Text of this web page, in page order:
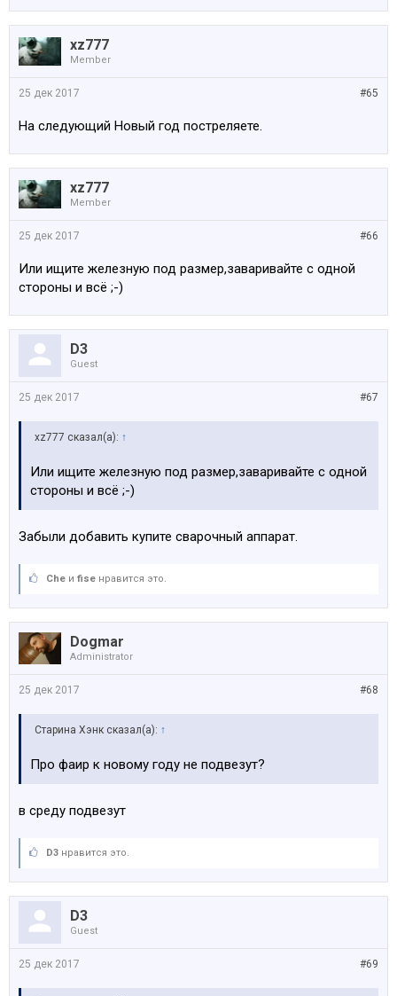
xz777
Member
#65
25 дек 2017
На следующий Новый год постреляете.
xz777
Member
#66
25 дек 2017
Или ищите железную под размер,заваривайте с одной
стороны и всё ;-)
D3
Guest
#67
25 дек 2017
xz777 сказал(а): ↑
Или ищите железную под размер,заваривайте с одной
стороны и всё ;-)
Забыли добавить купите сварочный аппарат.
Che и fise нравится это.
Dogmar
Administrator
#68
25 дек 2017
Старина Хэнк сказал(а): ↑
Про фаир к новому году не подвезут?
в среду подвезут
D3 нравится это.
D3
Guest
#69
25 дек 2017